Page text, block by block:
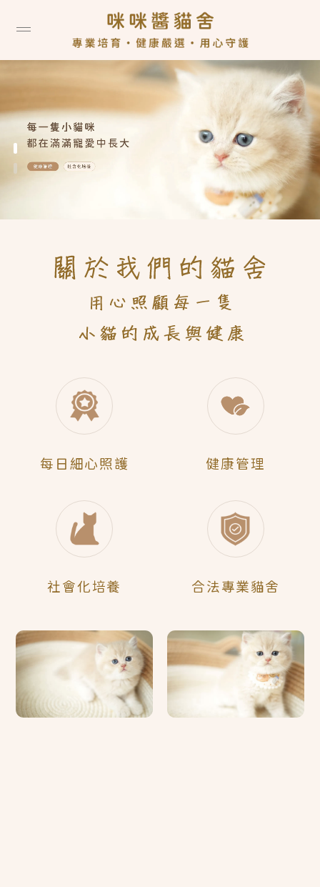
每日 細心照護 健康管理
社會化培養 合法專業貓舍